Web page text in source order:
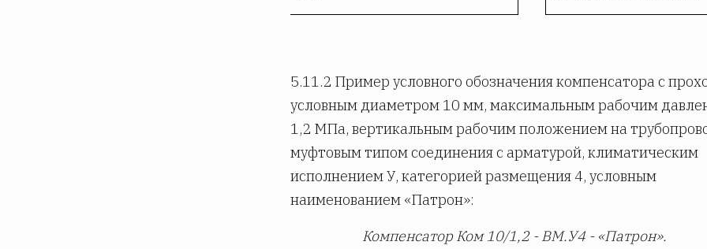
5.11.2 Пример условного обозначения компенсатора с
условным диаметром 10 мм, максимальным рабочим
1,2 МПа, вертикальным рабочим положением на
муфтовым типом соединения с арматурой, климатическим
исполнением У, категорией размещения 4, условным
наименованием «Патрон»:
Компенсатор Ком 10/1,2 - ВМ.У4 - «Патрон».